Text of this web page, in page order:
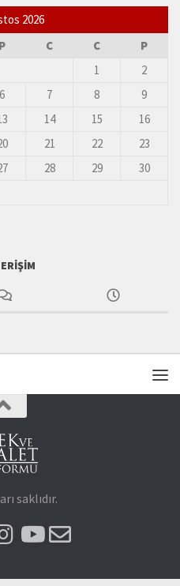
2026
P C C
P
1
2
6 7 8
9
14 15
16
21 22
23
28 29
30
saklıdır.